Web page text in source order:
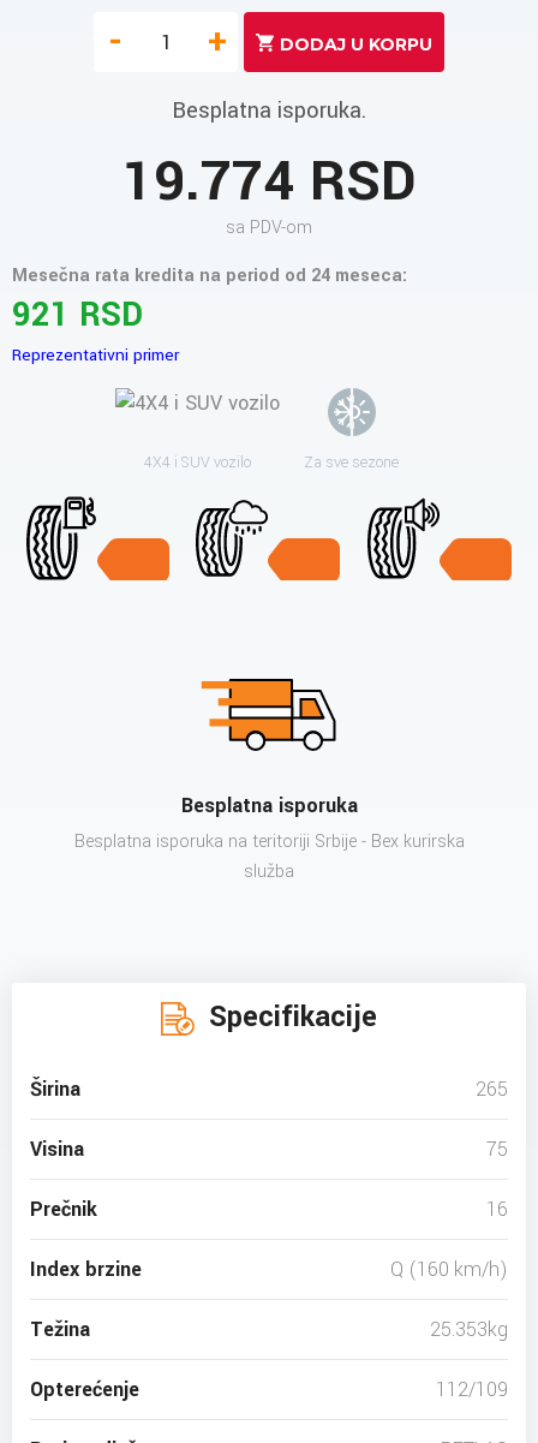
- +
Besplatna isporuka.
19.774 RSD
sa PDV-om
Mesečna rata kredita na period od 24 meseca:
921 RSD
Reprezentativni primer
4X4 i SUV vozilo Za sve sezone
Besplatna isporuka
Besplatna isporuka na teritoriji Srbije - Bex kurirska
služba
Specifikacije
Širina 265
Visina 75
Prečnik 16
Index brzine Q (160 km/h)
Težina 25.353kg
Opterećenje 112/109